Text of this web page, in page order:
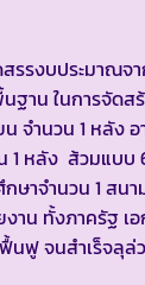
รงบประมาณจา
ฐาน ในการจัดส
จำนวน 1 หลัง
1 หลัง ส้วมแบบ
าจำนวน 1 สน
าน ทั้งภาครัฐ เ
ฟื้นฟู จนสำเร็จลุ